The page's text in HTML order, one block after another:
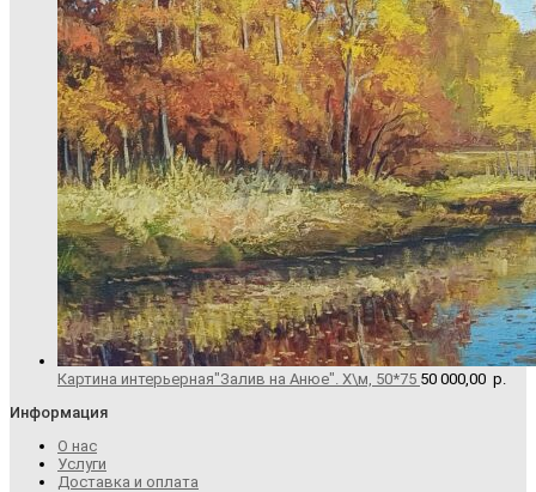
Картина интерьерная"Залив на Анюе". Х\м, 50*75 50 000,00 р.
Информация
О нас
Услуги
Доставка и оплата